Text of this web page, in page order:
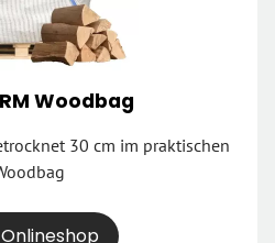
Woodbag
30 cm im praktischen